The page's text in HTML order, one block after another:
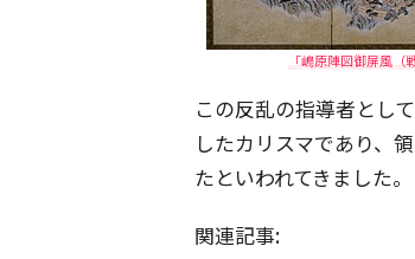
「嶋原陣図御屏風
この反乱の指導者とし
したカリスマであり、
たといわれてきました。
関連記事: